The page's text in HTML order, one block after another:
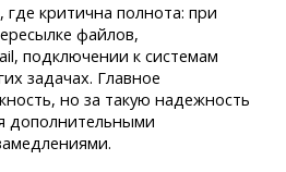
где критична полнота: при
файлов,
подключении к системам
задачах. Главное
но за такую надежность
дополнительными